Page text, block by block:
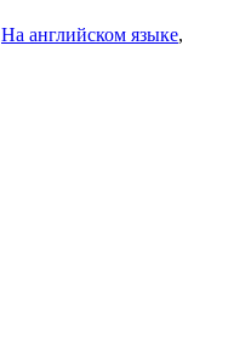
На английском языке,